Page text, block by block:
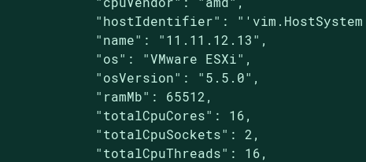
"hostIdentifier":
            "name": "11.11.12.13",
            "os": "VMware ESXi",
            "osVersion": "5.5.0",
            "ramMb": 65512,
            "totalCpuCores": 16,
            "totalCpuSockets": 2,
            "totalCpuThreads": 16,